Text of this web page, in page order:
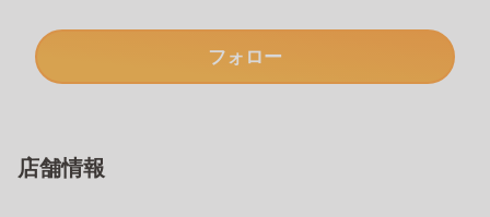
フォロー
店舗情報